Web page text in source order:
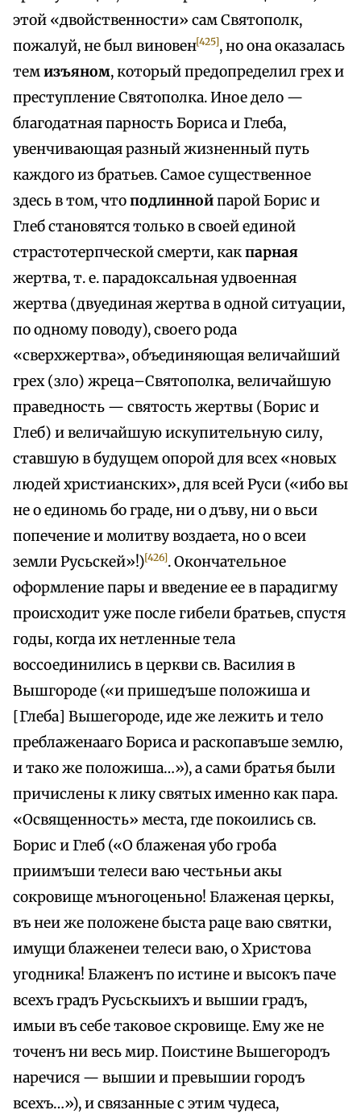
этой «двойственности» сам Святополк,
пожалуй, не был виновен[425], но она оказалась
темизъяном, который предопределил грех и
преступление Святополка. Иное дело —
благодатная парность Бориса и Глеба,
увенчивающая разный жизненный путь
каждого из братьев. Самое существенное
здесь в том, чтоподлиннойпарой Борис и
Глеб становятся только в своей единой
страстотерпческой смерти, какпарная
жертва, т. е. парадоксальная удвоенная
жертва (двуединая жертва в одной ситуации,
по одному поводу), своего рода
«сверхжертва», объединяющая величайший
грех (зло) жреца–Святополка, величайшую
праведность — святость жертвы (Борис и
Глеб) и величайшую искупительную силу,
ставшую в будущем опорой для всех «новых
людей христианских», для всей Руси («ибо вы
не о единомь бо граде, ни о дъву, ни о вьси
попечение и молитву воздаета, но о всеи
земли Русьскей»!)[426]. Окончательное
оформление пары и введение ее в парадигму
происходит уже после гибели братьев, спустя
годы, когда их нетленные тела
воссоединились в церкви св. Василия в
Вышгороде («и пришедъше положиша и
[Глеба] Вышегородe, иде же лежить и тeло
преблаженааго Бориса и раскопавъше землю,
и тако же положиша…»), а сами братья были
причислены к лику святых именно как пара.
«Освященность» места, где покоились св.
Борис и Глеб («О блаженая убо гроба
приимъши телеси ваю честьньи акы
сокровище мъногоценьно! Блаженая церкы,
въ неи же положене быста раце ваю святки,
имущи блаженеи телеси ваю, о Христова
угодника! Блаженъ по истине и высокъ паче
всехъ градъ Русьскыихъ и вышии градъ,
имыи въ себе таковое скровище. Ему же не
точенъ ни весь мир. Поистине Вышегородъ
наречися — вышии и превышии городъ
всехъ…»), и связанные с этим чудеса,